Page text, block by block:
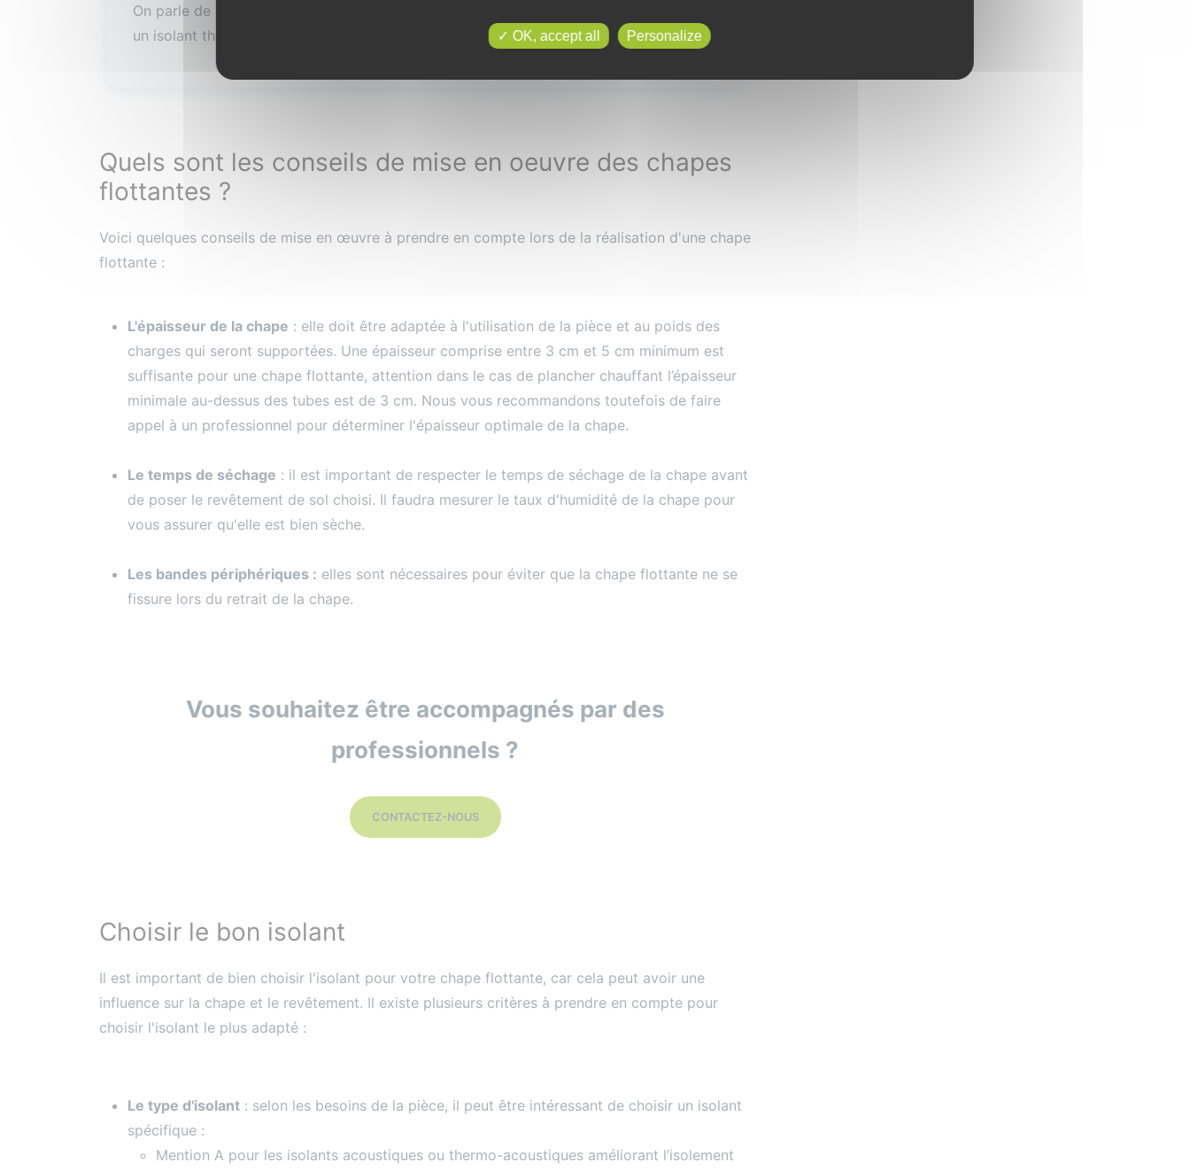
On parle de pose flottante pour signifier que la chape est désolidarisée du sol par
un isolant thermique et/ou acoustique
Quels sont les conseils de mise en oeuvre des chapes
flottantes ?
Voici quelques conseils de mise en œuvre à prendre en compte lors de la réalisation d'une chape
flottante :
L'épaisseur de la chape : elle doit être adaptée à l'utilisation de la pièce et au poids des
charges qui seront supportées. Une épaisseur comprise entre 3 cm et 5 cm minimum est
suffisante pour une chape flottante, attention dans le cas de plancher chauffant l’épaisseur
minimale au-dessus des tubes est de 3 cm. Nous vous recommandons toutefois de faire
appel à un professionnel pour déterminer l'épaisseur optimale de la chape.
Le temps de séchage : il est important de respecter le temps de séchage de la chape avant
de poser le revêtement de sol choisi. Il faudra mesurer le taux d'humidité de la chape pour
vous assurer qu'elle est bien sèche.
Les bandes périphériques : elles sont nécessaires pour éviter que la chape flottante ne se
fissure lors du retrait de la chape.
Vous souhaitez être accompagnés par des
professionnels ?
CONTACTEZ-NOUS
Choisir le bon isolant
Il est important de bien choisir l'isolant pour votre chape flottante, car cela peut avoir une
influence sur la chape et le revêtement. Il existe plusieurs critères à prendre en compte pour
choisir l'isolant le plus adapté :
Le type d'isolant : selon les besoins de la pièce, il peut être intéressant de choisir un isolant
spécifique :
Mention A pour les isolants acoustiques ou thermo-acoustiques améliorant l’isolement
OK, accept all Personalize